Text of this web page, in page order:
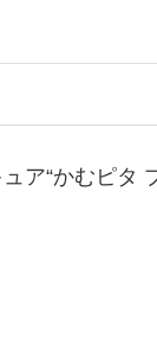
ア“かむピタ